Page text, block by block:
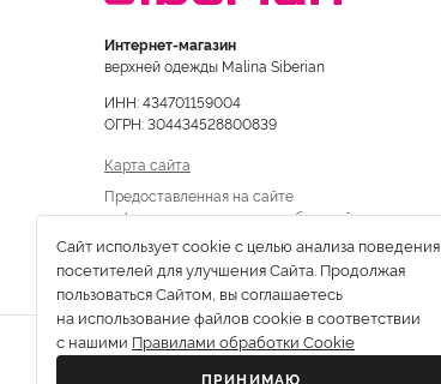
Сайт использует cookie с целью анализа поведения
посетителей для улучшения Сайта. Продолжая
пользоваться Сайтом, вы соглашаетесь
на использование файлов cookie в соответствии
с нашими Правилами обработки Cookie
ПРИНИМАЮ
Интернет-магазин
верхней одежды Malina Siberian
ИНН: 434701159004
ОГРН: 304434528800839
Карта сайта
Предоставленная на сайте
информация не является публичной